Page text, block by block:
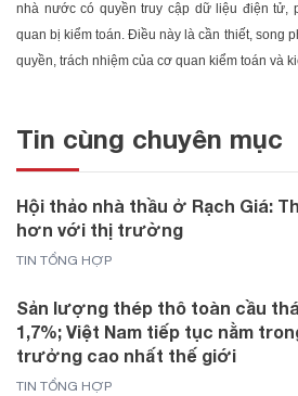
nhà nước có quyền truy cập dữ liệu điện tử,
quan bị kiểm toán. Điều này là cần thiết, song
quyền, trách nhiệm của cơ quan kiểm toán và
Tin cùng chuyên mục
Hội thảo nhà thầu ở Rạch Giá:
hơn với thị trường
TIN TỔNG HỢP
Sản lượng thép thô toàn cầu
1,7%; Việt Nam tiếp tục nằm
trưởng cao nhất thế giới
TIN TỔNG HỢP